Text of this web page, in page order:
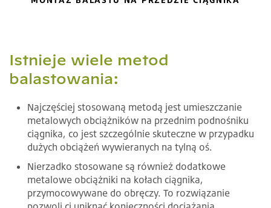
Istnieje wiele metod
balastowania:
Najczęściej stosowaną metodą jest umieszczanie
metalowych obciążników na przednim podnośniku
ciągnika, co jest szczególnie skuteczne w przypadku
dużych obciążeń wywieranych na tylną oś.
Nierzadko stosowane są również dodatkowe
metalowe obciążniki na kołach ciągnika,
przymocowywane do obręczy. To rozwiązanie